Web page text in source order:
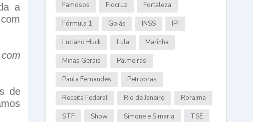
a
de
Famosos Fiocruz Fortaleza
Fórmula 1 Goiás INSS IPI
Luciano Huck Lula Marinha
Minas Gerais Palmeiras
Paula Fernandes Petrobras
Receita Federal Rio de Janeiro Roraima
STF Show Simone e Simaria TSE